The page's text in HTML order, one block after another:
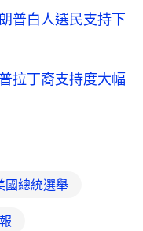
普白人選民支持下
拉丁裔支持度大幅
國總統選舉